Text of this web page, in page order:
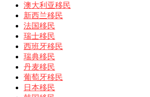
澳大利亚移民
新西兰移民
法国移民
瑞士移民
西班牙移民
瑞典移民
丹麦移民
葡萄牙移民
日本移民